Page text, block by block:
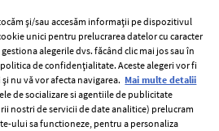
Termeni si conditii
și/sau accesăm informații pe dispozitivul
unici pentru prelucrarea datelor cu caracter
alegerile dvs. făcând clic mai jos sau în
de confidențialitate. Aceste alegeri vor fi
nu vă vor afecta navigarea. Mai multe detalii
de socializare si agentiile de publicitate
nostri de servicii de date analitice) prelucram
ului sa functioneze, pentru a personaliza